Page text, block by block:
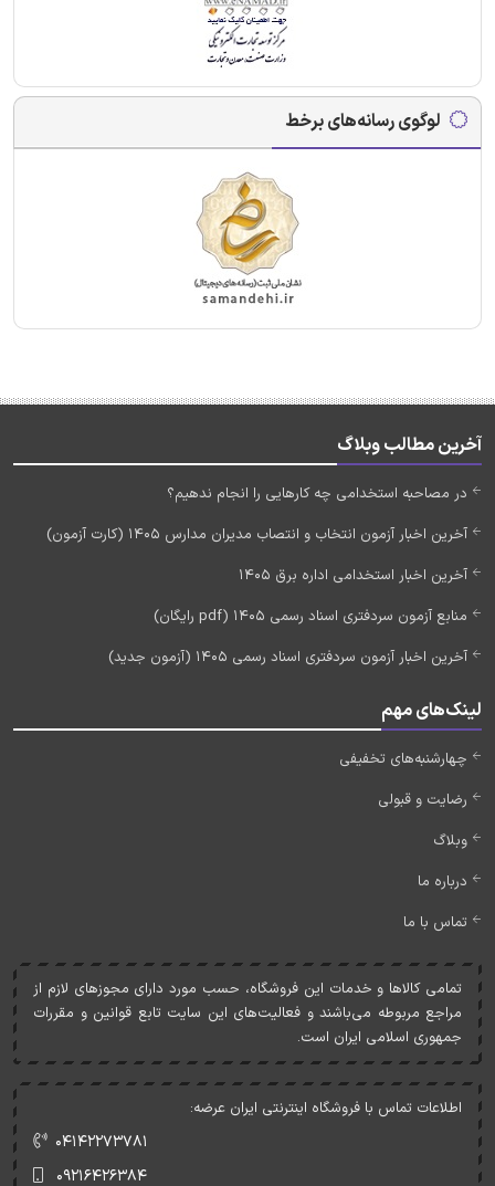
لوگوی رسانه‌های برخط
آخرین مطالب وبلاگ
در مصاحبه استخدامی چه کارهایی را انجام ندهیم؟
آخرین اخبار آزمون انتخاب و انتصاب مدیران مدارس 1405 (کارت آزمون)
آخرین اخبار استخدامی اداره برق 1405
منابع آزمون سردفتری اسناد رسمی 1405 (pdf رایگان)
آخرین اخبار آزمون سردفتری اسناد رسمی 1405 (آزمون جدید)
لینک‌های مهم
چهارشنبه‌های تخفیفی
رضایت و قبولی
وبلاگ
درباره ما
تماس با ما
تمامی کالاها و خدمات اين فروشگاه، حسب مورد دارای مجوزهای لازم از
مراجع مربوطه می‌باشند و فعاليت‌های اين سايت تابع قوانين و مقررات
جمهوری اسلامی ايران است.
اطلاعات تماس با فروشگاه اینترنتی ایران عرضه:
۰۴۱۴۲۲۷۳۷۸۱
۰۹۲۱۶۴۲۶۳۸۴